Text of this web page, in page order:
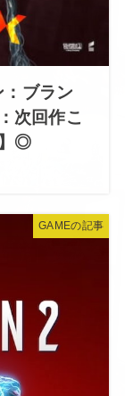
ブラン
次回作こ
】◎
GAMEの記事